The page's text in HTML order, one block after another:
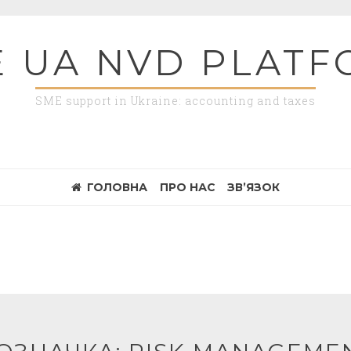
UA NVD
SME support in Ukraine: accounting and taxes
ГОЛОВНА ПРО НАС ЗВ’ЯЗОК